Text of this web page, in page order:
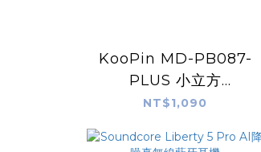
KooPin MD-PB087-
PLUS 小立方
5000mAh 半固態防爆
造】
NT$1,090